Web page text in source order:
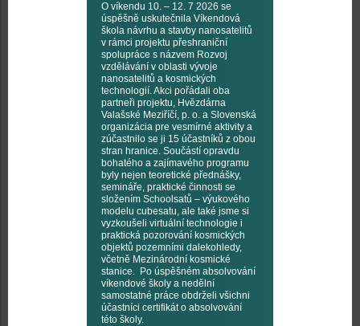
O víkendu 10. – 12. 7 2026 se
úspěšně uskutečnila Víkendová
škola návrhu a stavby nanosatelitů
v rámci projektu přeshraniční
spolupráce s názvem Rozvoj
vzdělávání v oblasti vývoje
nanosatelitů a kosmických
technologií. Akci pořádali oba
partneři projektu, Hvězdárna
Valašské Meziříčí, p. o. a Slovenská
organizácia pre vesmírné aktivity a
zúčastnilo se ji 15 účastníků z obou
stran hranice. Součástí opravdu
bohatého a zajímavého programu
byly nejen teoretické přednášky,
semináře, praktické činnosti se
složením Schoolsatů – výukového
modelu cubesatu, ale také jsme si
vyzkoušeli virtuální technologie i
praktická pozorování kosmických
objektů pozemními dalekohledy,
včetně Mezinárodní kosmické
stanice. Po úspěšném absolvování
víkendové školy a nedělní
samostatné práce obdrželi všichni
účastníci certifikát o absolvování
této školy.